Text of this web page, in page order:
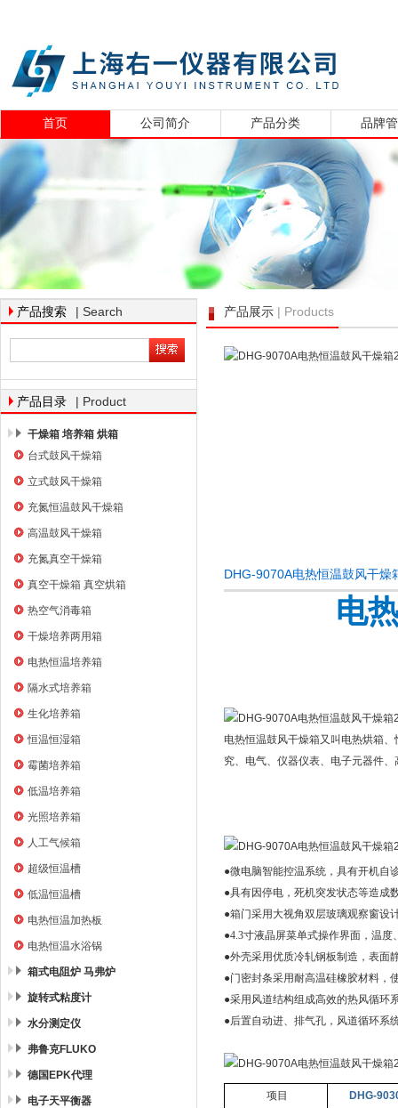
上海右一仪器有限公司
首页 公司简介 产品分类 品牌
产品搜索 | Search
产品目录 | Product
干燥箱 培养箱 烘箱
台式鼓风干燥箱
立式鼓风干燥箱
充氮恒温鼓风干燥箱
高温鼓风干燥箱
充氮真空干燥箱
真空干燥箱 真空烘箱
热空气消毒箱
干燥培养两用箱
电热恒温培养箱
隔水式培养箱
生化培养箱
恒温恒湿箱
霉菌培养箱
低温培养箱
光照培养箱
人工气候箱
超级恒温槽
低温恒温槽
电热恒温加热板
电热恒温水浴锅
箱式电阻炉 马弗炉
旋转式粘度计
水分测定仪
弗鲁克FLUKO
德国EPK代理
电子天平衡器
产品展示 | Products
DHG-9070A电热恒温鼓风干
电
电热恒温鼓风干燥箱又叫电热烘箱
究、电气、仪器仪表、电子元器件
●微电脑智能控温系统，具有开机自
●具有因停电，死机突发状态等造成
●箱门采用大视角双层玻璃观察窗设
●4.3寸液晶屏菜单式操作界面，温度
●外壳采用优质冷轧钢板制造，表面
●门密封条采用耐高温硅橡胶材料，
●采用风道结构组成高效的热风循环
●后置自动进、排气孔，风道循环系
项目
DHG-